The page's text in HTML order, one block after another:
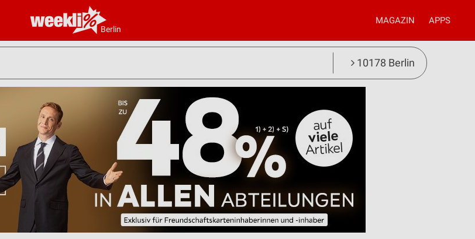
Berlin
MAGAZIN APPS
10178 Berlin